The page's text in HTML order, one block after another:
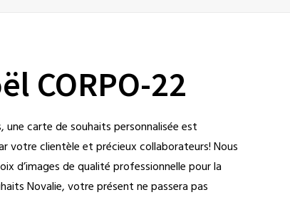
CORPO-22
une carte de souhaits personnalisée est
votre clientèle et précieux collaborateurs! Nous
d’images de qualité professionnelle pour la
Novalie, votre présent ne passera pas